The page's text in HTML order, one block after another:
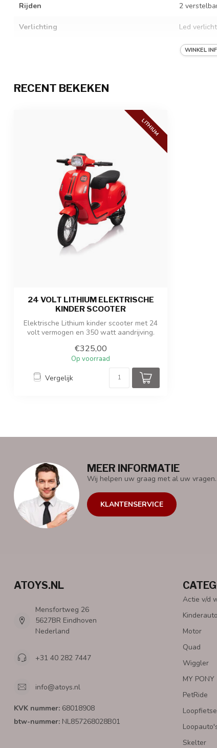
Rijden 2
Verlichting Led
Soft Start,
Afmetingen product
Afmetingen verpakking
Gewicht product / verpakking
WINKEL
RECENT BEKEKEN
LITHIUM
24 VOLT LITHIUM ELEKTRISCHE
KINDER SCOOTER
Elektrische Lithium kinder scooter met 24
volt vermogen en 350 watt aandrijving.
€325,00
Op voorraad
Vergelijk
MEER INFORMATIE
Wij helpen uw graag met al uw vragen.
KLANTENSERVICE
ATOYS.NL
Mensfortweg 26
5627BR Eindhoven
Nederland
+31 40 282 7447
info@atoys.nl
KVK nummer: 68018908
btw-nummer: NL857268028B01
Actie v/d
Motor
Quad
Wiggler
MY PONY
PetRide
Skelter